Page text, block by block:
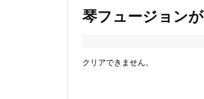
琴フュージョンが
クリアできません。